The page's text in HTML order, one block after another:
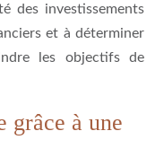
des investissements
et à déterminer
les objectifs de
grâce à une